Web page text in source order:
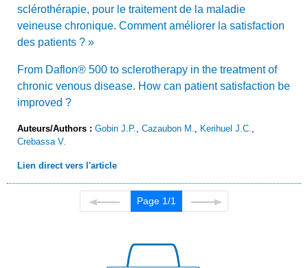
sclérothérapie, pour le traitement de la maladie
veineuse chronique. Comment améliorer la satisfaction
des patients ? »
From Daflon® 500 to sclerotherapy in the treatment of
chronic venous disease. How can patient satisfaction be
improved ?
Auteurs/Authors : Gobin J.P. Cazaubon M. Kerihuel J.C.
Crebassa V.
Lien direct vers l'article
Page 1/1